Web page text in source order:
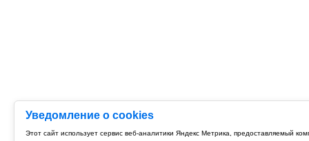
Уведомление о cookies
Этот сайт использует сервис веб-аналитики Яндекс Метрика, предоставляемый